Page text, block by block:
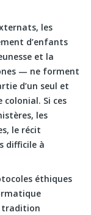
les
d’enfants
et la
— ne forment
d’un seul et
Si ces
les
le récit
difficile à
éthiques
tradition